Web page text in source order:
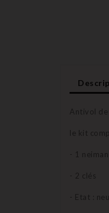
Antivol
le kit
- 1
- 2 clés
- Etat :